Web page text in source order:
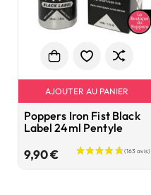
AJOUTER AU PANIER
Poppers Iron Fist Black
Label 24ml Pentyle
9,90 €Prix